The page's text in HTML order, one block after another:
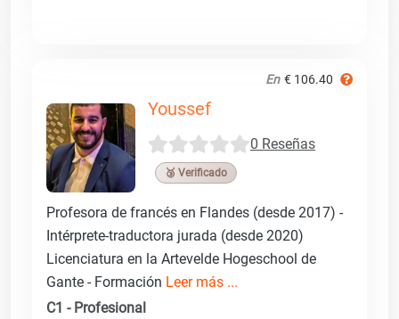
En € 106.40
Youssef
0 Reseñas
🥉 Verificado
Profesora de francés en Flandes (desde 2017) -
Intérprete-traductora jurada (desde 2020)
Licenciatura en la Artevelde Hogeschool de
Gante - Formación Leer más ...
C1 - Profesional